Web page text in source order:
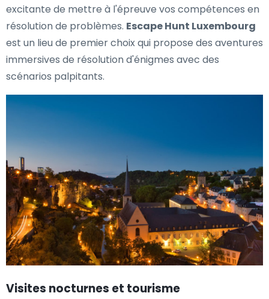
excitante de mettre à l'épreuve vos compétences en
résolution de problèmes. Escape Hunt Luxembourg
est un lieu de premier choix qui propose des aventures
immersives de résolution d'énigmes avec des
scénarios palpitants.
Visites nocturnes et tourisme